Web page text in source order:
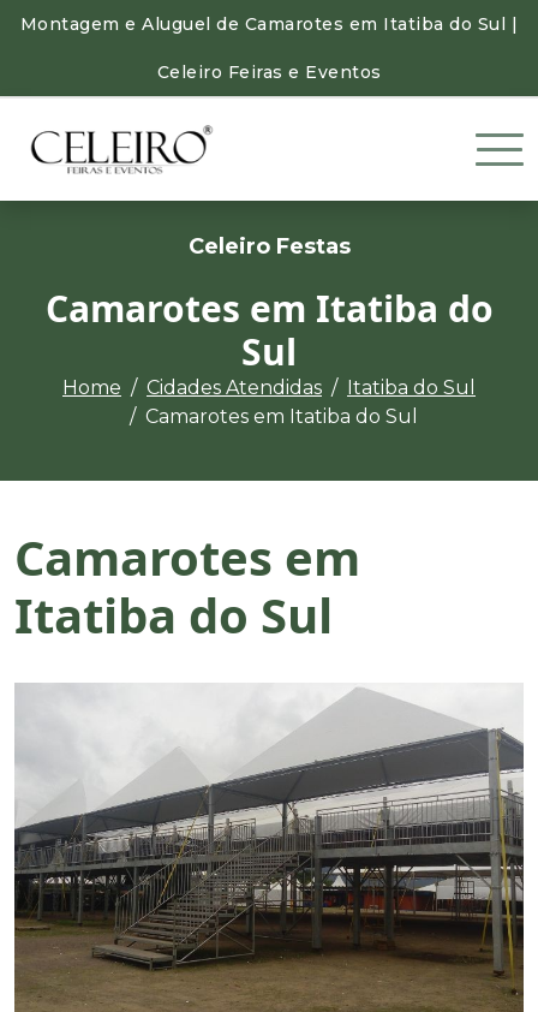
Montagem e Aluguel de Camarotes em Itatiba do Sul |
Celeiro Feiras e Eventos
Celeiro Festas
Camarotes em Itatiba do
Sul
Home Cidades Atendidas
Itatiba do Sul
Camarotes em Itatiba do Sul
Camarotes em
Itatiba do Sul